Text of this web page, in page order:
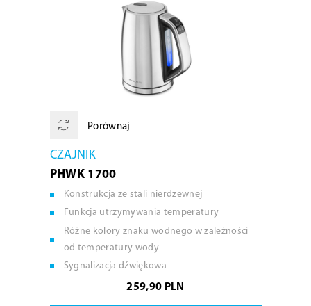
Porównaj
CZAJNIK
PHWK 1700
Konstrukcja ze stali nierdzewnej
Funkcja utrzymywania temperatury
Różne kolory znaku wodnego w zależności
od temperatury wody
Sygnalizacja dźwiękowa
259,90 PLN